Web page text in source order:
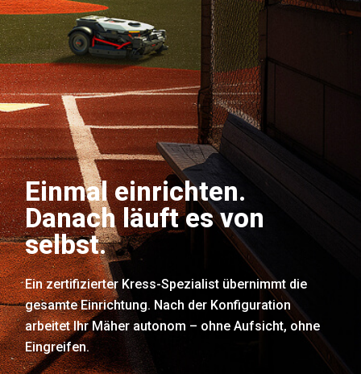
Einmal einrichten.
Danach läuft es von
selbst.
Ein zertifizierter Kress-Spezialist übernimmt die
gesamte Einrichtung. Nach der Konfiguration
arbeitet Ihr Mäher autonom – ohne Aufsicht, ohne
Eingreifen.